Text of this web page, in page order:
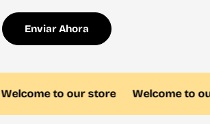
Enviar Ahora
to our store Welcome to